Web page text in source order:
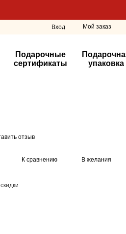
Вход Мой заказ
Подарочные
сертификаты
упаковка
отзыв
К сравнению В желания